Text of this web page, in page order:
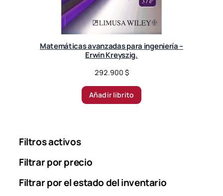
Matemáticas avanzadas para ingeniería –
Erwin Kreyszig.
292.900 $
Añadir librito
Filtros activos
Filtrar por precio
Filtrar por el estado del inventario